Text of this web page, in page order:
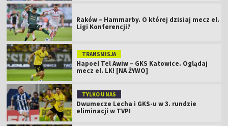
Raków – Hammarby. O której dzisiaj mecz el.
Ligi Konferencji?
TRANSMISJA
Hapoel Tel Awiw – GKS Katowice. Oglądaj
mecz el. LK! [NA ŻYWO]
TYLKO U NAS
Dwumecze Lecha i GKS-u w 3. rundzie
eliminacji w TVP!